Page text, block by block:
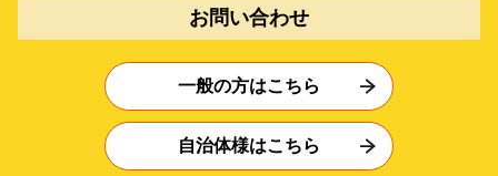
お問い合わせ
一般の方はこちら
自治体様はこちら